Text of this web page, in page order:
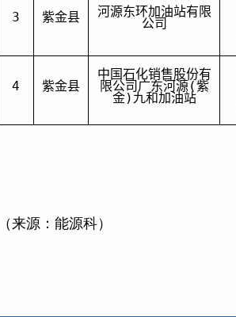
3 紫金县 河源东环加油站有限
公司
4 紫金县
中国石化销售股份有
限公司广东河源(紫
金) 九和加油站
（来源：能源科）